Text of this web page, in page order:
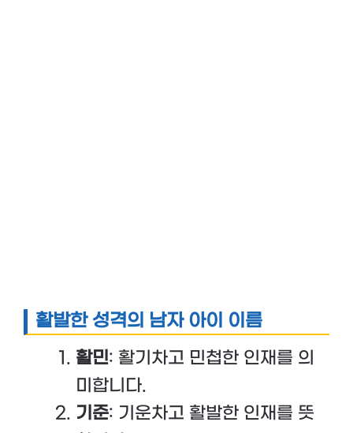
활발한 성격의 남자 아이 이름
활민: 활기차고 민첩한 인재를 의
미합니다.
기준: 기운차고 활발한 인재를 뜻